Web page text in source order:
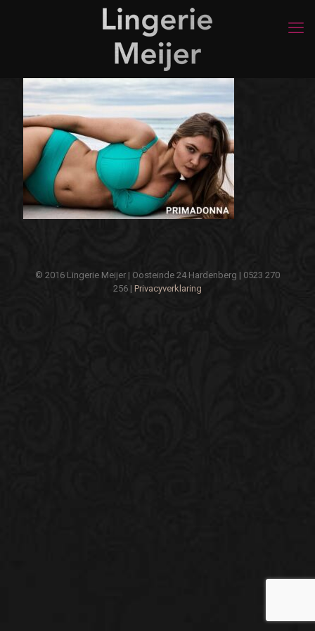
© 2016 Lingerie Meijer | Oosteinde 24 Hardenberg | 0523 270
256 | Privacyverklaring